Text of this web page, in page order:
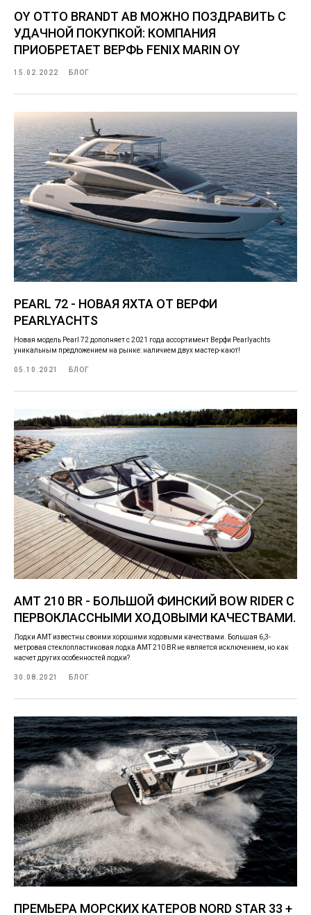
OY OTTO BRANDT AB МОЖНО ПОЗДРАВИТЬ С
УДАЧНОЙ ПОКУПКОЙ: КОМПАНИЯ
ПРИОБРЕТАЕТ ВЕРФЬ FENIX MARIN OY
15.02.2022 БЛОГ
PEARL 72 - НОВАЯ ЯХТА ОТ ВЕРФИ
PEARLYACHTS
Новая модель Pearl 72 дополняет с 2021 года ассортимент Верфи Pearlyachts
уникальным предложением на рынке: наличием двух мастер-кают!
05.10.2021 БЛОГ
AMT 210 BR - БОЛЬШОЙ ФИНСКИЙ BOW RIDER С
ПЕРВОКЛАССНЫМИ ХОДОВЫМИ КАЧЕСТВАМИ.
Лодки AMT известны своими хорошими ходовыми качествами. Большая 6,3-
метровая стеклопластиковая лодка AMT 210 BR не является исключением, но как
насчет других особенностей лодки?
30.08.2021 БЛОГ
ПРЕМЬЕРА МОРСКИХ КАТЕРОВ NORD STAR 33 +